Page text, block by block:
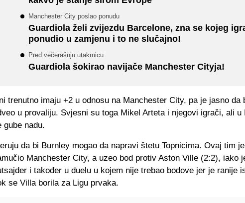
Manchester City poslao ponudu
Guardiola želi zvijezdu Barcelone, zna se kojeg
ponudio u zamjenu i to ne slučajno!
Pred večerašnju utakmicu
Guardiola šokirao navijače Manchester Cityja!
trenutno imaju +2 u odnosu na Manchester City, pa je jasno da
u provaliju. Svjesni su toga Mikel Arteta i njegovi igrači, ali u
gube nadu.
da bi Burnley mogao da napravi štetu Topnicima. Ovaj tim
Manchester City, a uzeo bod protiv Aston Ville (2:2), iako
i također u duelu u kojem nije trebao bodove jer je ranije
se Villa borila za Ligu prvaka.